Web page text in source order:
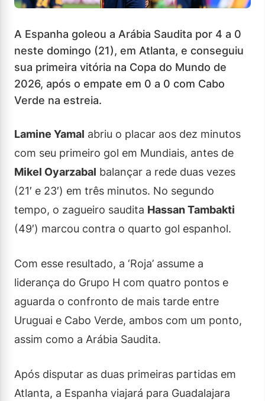
A Espanha goleou a Arábia Saudita por 4 a 0
neste domingo (21), em Atlanta, e conseguiu
sua primeira vitória na Copa do Mundo de
2026, após o empate em 0 a 0 com Cabo
Verde na estreia.
Lamine Yamal abriu o placar aos dez minutos
com seu primeiro gol em Mundiais, antes de
Mikel Oyarzabal balançar a rede duas vezes
(21′ e 23′) em três minutos. No segundo
tempo, o zagueiro saudita Hassan Tambakti
(49′) marcou contra o quarto gol espanhol.
Com esse resultado, a ‘Roja’ assume a
liderança do Grupo H com quatro pontos e
aguarda o confronto de mais tarde entre
Uruguai e Cabo Verde, ambos com um ponto,
assim como a Arábia Saudita.
Após disputar as duas primeiras partidas em
Atlanta, a Espanha viajará para Guadalajara